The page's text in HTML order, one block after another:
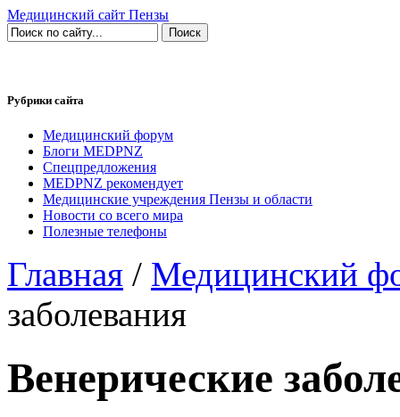
Медицинский сайт Пензы
Рубрики сайта
Медицинский форум
Блоги MEDPNZ
Спецпредложения
MEDPNZ рекомендует
Медицинские учреждения Пензы и области
Новости со всего мира
Полезные телефоны
Главная / Медицинский
заболевания
Венерические